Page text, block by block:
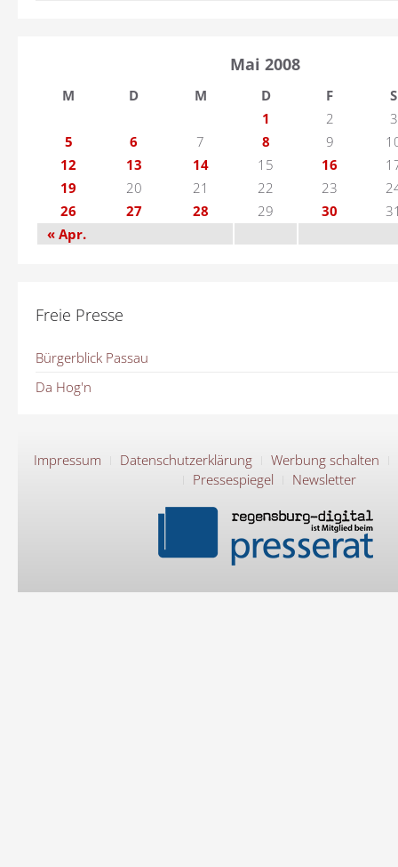
Mai 2008
M D M D F
S
1
2
3
5
6 7 8 9
12
13 14 15 16
19
20 21 22 23
26
27 28 29 30
« Apr.
Freie Presse
Bürgerblick Passau
Da Hog'n
Impressum Datenschutzerklärung
Werbung schalten
Pressespiegel
Newsletter